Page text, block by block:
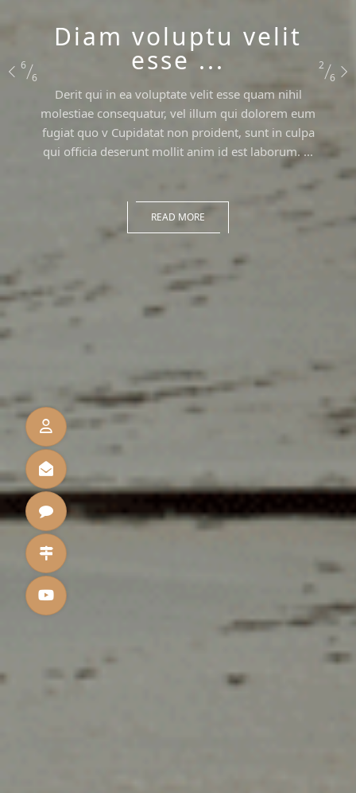
Diam voluptu velit
esse ...
Derit qui in ea voluptate velit esse quam nihil
molestiae consequatur, vel illum qui dolorem eum
fugiat quo v Cupidatat non proident, sunt in culpa
qui officia deserunt mollit anim id est laborum. ...
READ MORE
6
6
2
6